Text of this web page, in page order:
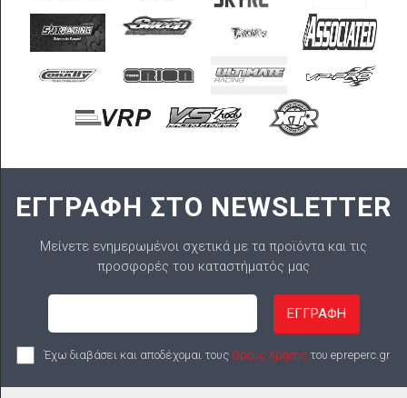
ΕΓΓΡΑΦΗ ΣΤΟ NEWSLETTER
Μείνετε ενημερωμένοι σχετικά με τα προϊόντα και τις
προσφορές του καταστήματός μας
ΕΓΓΡΑΦΗ
Έχω διαβάσει και αποδέχομαι τους Όρους Χρήσης του epreperc.gr